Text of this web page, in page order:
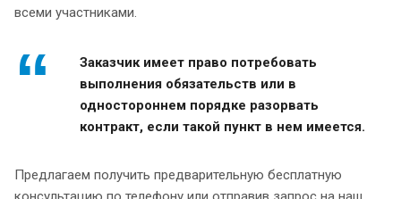
всеми участниками.
Заказчик имеет право потребовать
выполнения обязательств или в
одностороннем порядке разорвать
контракт, если такой пункт в нем имеется.
Предлагаем получить предварительную бесплатную